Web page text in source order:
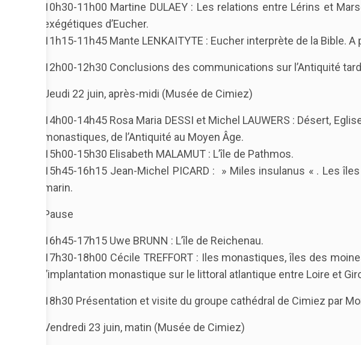
10h30-11h00 Martine DULAEY : Les relations entre Lérins et
exégétiques d’Eucher.
11h15-11h45 Mante LENKAITYTE : Eucher interprète de la Bible. A
12h00-12h30 Conclusions des communications sur l’Antiquité
Jeudi 22 juin, après-midi (Musée de Cimiez)
14h00-14h45 Rosa Maria DESSI et Michel LAUWERS : Désert,
monastiques, de l’Antiquité au Moyen Âge.
15h00-15h30 Elisabeth MALAMUT : L’île de Pathmos.
15h45-16h15 Jean-Michel PICARD : » Miles insulanus « . Les
marin.
Pause
16h45-17h15 Uwe BRUNN : L’île de Reichenau.
17h30-18h00 Cécile TREFFORT : Iles monastiques, îles des
l’implantation monastique sur le littoral atlantique entre Loire et
18h30 Présentation et visite du groupe cathédral de Cimiez par
Vendredi 23 juin, matin (Musée de Cimiez)